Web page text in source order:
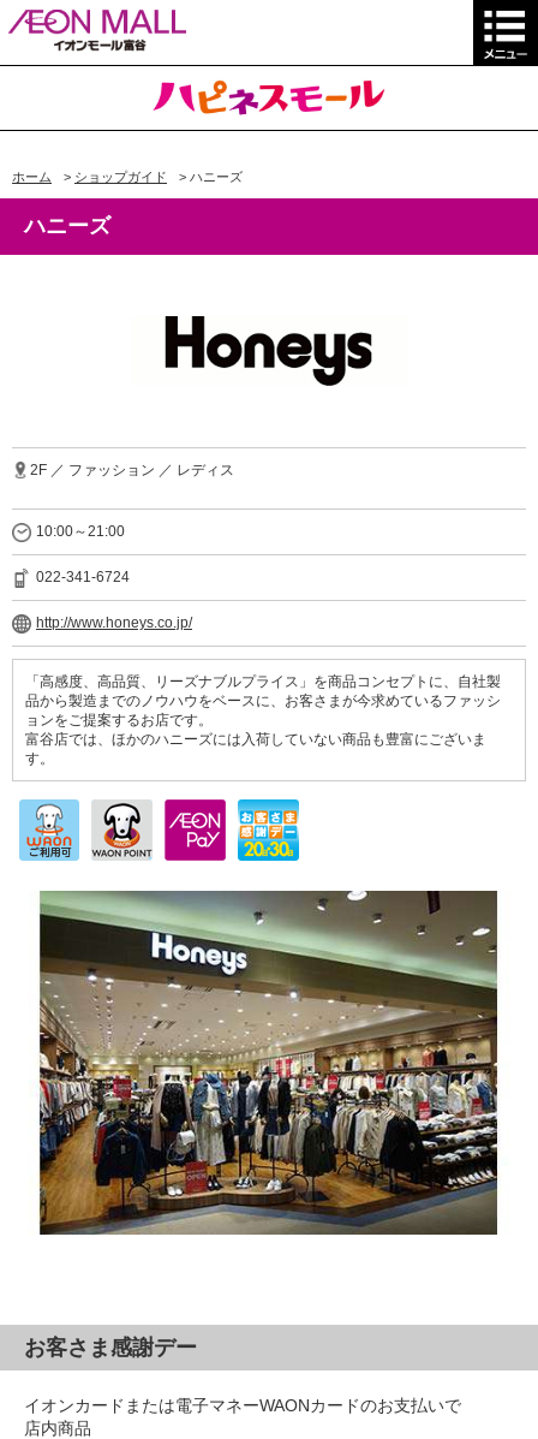
ホーム > ショップガイド > ハニーズ
ハニーズ
2F ／ ファッション ／ レディス
10:00～21:00
022-341-6724
http://www.honeys.co.jp/
「高感度、高品質、リーズナブルプライス」を商品コンセプトに、自社製
品から製造までのノウハウをベースに、お客さまが今求めているファッシ
ョンをご提案するお店です。
富谷店では、ほかのハニーズには入荷していない商品も豊富にございま
す。
お客さま感謝デー
イオンカードまたは電子マネーWAONカードのお支払いで
店内商品